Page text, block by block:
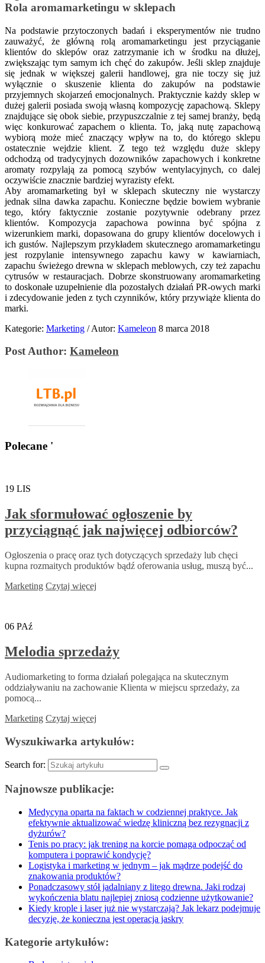
Rola aromamarketingu w sklepach
Na podstawie przytoczonych badań i eksperymentów nie trudno
zauważyć, że główną rolą aromamarketingu jest przyciąganie
klientów do sklepów oraz zatrzymanie ich w środku na dłużej,
zwiększając tym samym ich chęć do zakupów. Jeśli sklep znajduje
się jednak w większej galerii handlowej, gra nie toczy się już
wyłącznie o skuszenie klienta do zakupów na podstawie
przyjemnych skojarzeń emocjonalnych. Praktycznie każdy sklep w
dużej galerii posiada swoją własną kompozycję zapachową. Sklepy
znajdujące się obok siebie, przypuszczalnie z tej samej branży, będą
więc konkurować zapachem o klienta. To, jaką nutę zapachową
wybiorą może mieć znaczący wpływ na to, do którego sklepu
ostatecznie wejdzie klient. Z tego też względu duże sklepy
odchodzą od tradycyjnych dozowników zapachowych i konkretne
aromaty rozpylają za pomocą szybów wentylacyjnych, co dalej
oczywiście znacznie bardziej wyrazisty efekt.
Aby aromamarketing był w sklepach skuteczny nie wystarczy
jednak silna dawka zapachu. Konieczne będzie bowiem wybranie
tego, który faktycznie zostanie pozytywnie odebrany przez
klientów. Kompozycja zapachowa powinna być spójna z
wizerunkiem marki, dopasowana do grupy klientów docelowych i
ich gustów. Najlepszym przykładem skutecznego aromamarketingu
jest rozpylanie intensywnego zapachu kawy w kawiarniach,
zapachu świeżego drewna w sklepach meblowych, czy też zapachu
cytrusów w restauracjach. Dobrze skonstruowany aromamarketing
to doskonałe uzupełnienie dla pozostałych działań PR-owych marki
i zdecydowanie jeden z tych czynników, który przywiąże klienta do
marki.
Kategorie: Marketing /Autor: Kameleon 8 marca 2018
Post Author: Kameleon
Polecane '
19 LIS
Jak sformułować ogłoszenie by
przyciągnąć jak najwięcej odbiorców?
Ogłoszenia o pracę oraz tych dotyczących sprzedaży lub chęci
kupna rozmaitych produktów bądź oferowania usług, muszą być...
Marketing Czytaj więcej
06 PAź
Melodia sprzedaży
Audiomarketing to forma działań polegająca na skutecznym
oddziaływaniu na zachowanie Klienta w miejscu sprzedaży, za
pomocą...
Marketing Czytaj więcej
Wyszukiwarka artykułów:
Search for:
Najnowsze publikacje:
Medycyna oparta na faktach w codziennej praktyce. Jak
efektywnie aktualizować wiedzę kliniczną bez rezygnacji z
dyżurów?
Tenis po pracy: jak trening na korcie pomaga odpocząć od
komputera i poprawić kondycję?
Logistyka i marketing w jednym – jak mądrze podejść do
znakowania produktów?
Ponadczasowy stół jadalniany z litego drewna. Jaki rodzaj
wykończenia blatu najlepiej zniosą codzienne użytkowanie?
Kiedy krople i laser już nie wystarczają? Jak lekarz podejmuje
decyzję, że konieczna jest operacja jaskry
Kategorie artykułów: